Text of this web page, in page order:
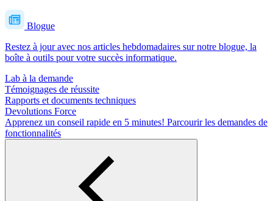
Blogue
Restez à jour avec nos articles hebdomadaires sur notre blogue, la
boîte à outils pour votre succès informatique.
Lab à la demande
Témoignages de réussite
Rapports et documents techniques
Devolutions Force
Apprenez un conseil rapide en 5 minutes! Parcourir les demandes de
fonctionnalités